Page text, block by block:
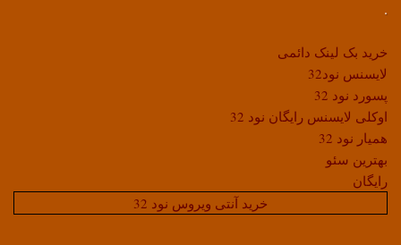
.
خرید بک لینک دائمی
لایسنس نود32
پسورد نود 32
اوکلی لایسنس رایگان نود 32
همیار نود 32
بهترین سئو
رایگان
خرید آنتی ویروس نود 32